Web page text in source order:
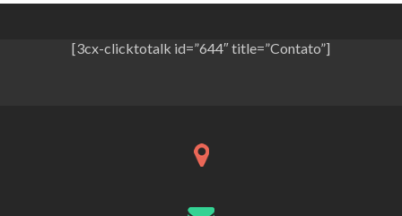
[3cx-clicktotalk id=”644″ title=”Contato”]